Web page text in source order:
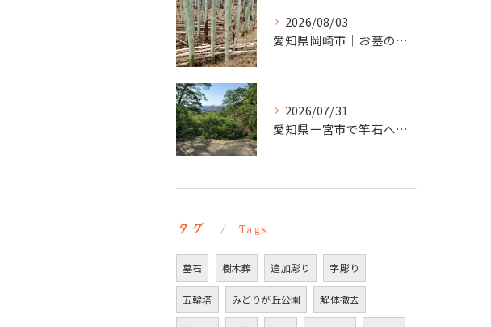
2026/08/03
愛知県岡崎市｜お墓の追加彫り施工例 ｜彫刻本舗
2026/07/31
愛知県一宮市で竿石への追加彫刻｜彫刻本舗
タグ Tags
墓石 樹木葬 追加彫り 字彫り
五輪塔 みどりが丘公園 解体撤去